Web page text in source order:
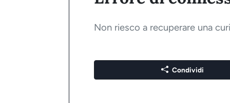
Non riesco a recuperare una
Condividi